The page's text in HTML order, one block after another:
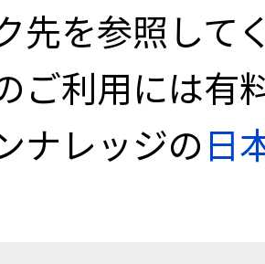
先を参照して
ご利用には有
ナレッジの日